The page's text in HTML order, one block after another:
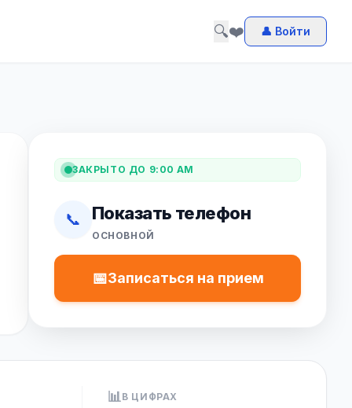
🔍❤️ 👤 Войти
ЗАКРЫТО ДО 9:00 AM
📞 Показать телефон
ОСНОВНОЙ
📅Записаться на прием
📊В ЦИФРАХ